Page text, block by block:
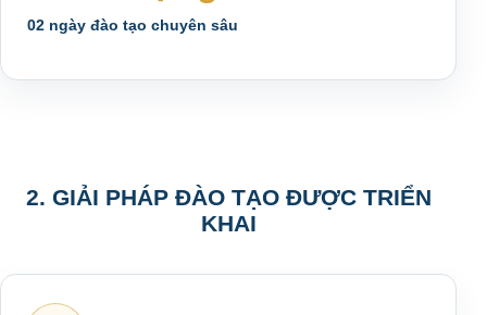
02 ngày đào tạo chuyên sâu
2. GIẢI PHÁP ĐÀO TẠO ĐƯỢC TRIỂN
KHAI